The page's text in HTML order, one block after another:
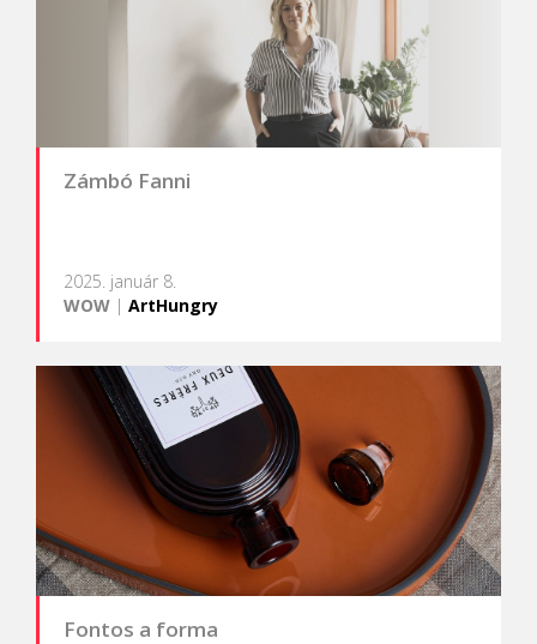
Zámbó Fanni
2025. január 8.
WOW | ArtHungry
Fontos a forma